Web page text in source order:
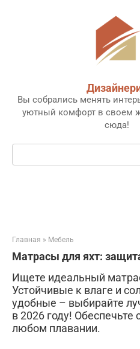
Вы собрались менять
уютный комфорт в своем
сюда!
Поиск:
Главная » Мебель
Матрасы для яхт:
Ищете идеальный
Устойчивые к влаге и
удобные – выбирайте
в 2026 году! Обеспечьте
любом плавании.